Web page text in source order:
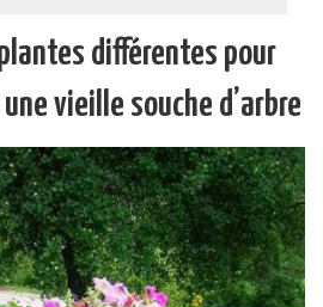
différentes pour
vieille souche d’arbre